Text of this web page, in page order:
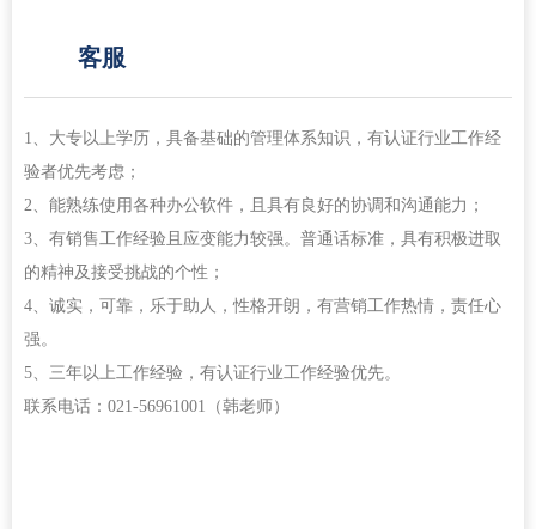
客服
1、大专以上学历，具备基础的管理体系知识，有认证行业工作经
验者优先考虑；
2、能熟练使用各种办公软件，且具有良好的协调和沟通能力；
3、有销售工作经验且应变能力较强。普通话标准，具有积极进取
的精神及接受挑战的个性；
4、诚实，可靠，乐于助人，性格开朗，有营销工作热情，责任心
强。
5、三年以上工作经验，有认证行业工作经验优先。
联系电话：021-56961001（韩老师）